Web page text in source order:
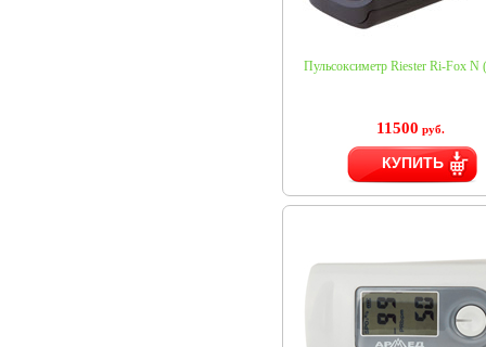
Пульсоксиметр Riester Ri-Fox N
11500 руб.
КУПИТЬ